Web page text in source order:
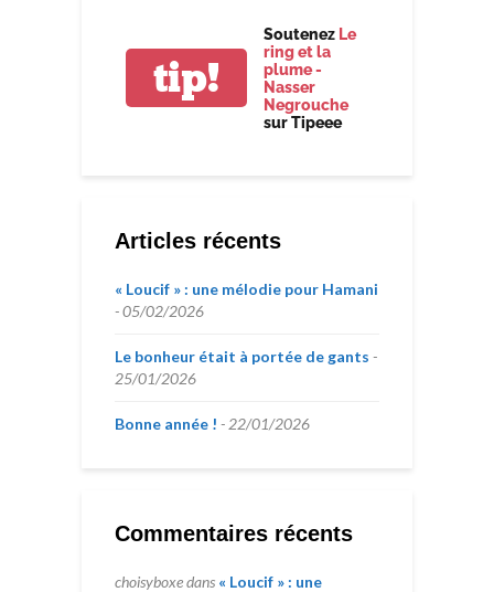
tip!
Soutenez Le
ring et la
plume -
Nasser
Negrouche
sur Tipeee
Articles récents
« Loucif » : une mélodie pour Hamani
05/02/2026
Le bonheur était à portée de gants
25/01/2026
Bonne année ! 22/01/2026
Commentaires récents
choisyboxedans « Loucif » : une